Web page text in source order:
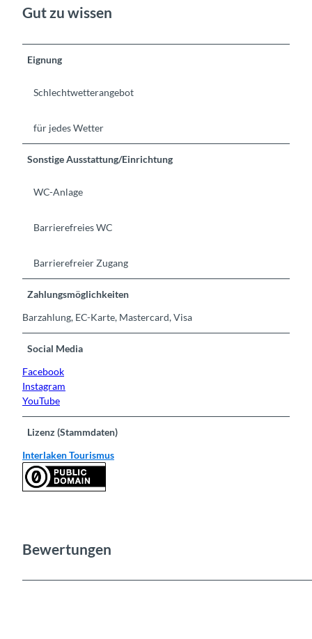
Gut zu wissen
Eignung
Schlechtwetterangebot
für jedes Wetter
Sonstige Ausstattung/Einrichtung
WC-Anlage
Barrierefreies WC
Barrierefreier Zugang
Zahlungsmöglichkeiten
Barzahlung, EC-Karte, Mastercard, Visa
Social Media
Facebook
Instagram
YouTube
Lizenz (Stammdaten)
Interlaken Tourismus
Bewertungen